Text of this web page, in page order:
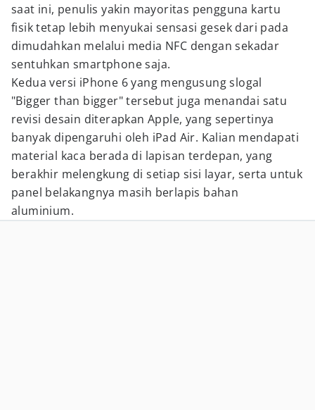
saat ini, penulis yakin mayoritas pengguna kartu
fisik tetap lebih menyukai sensasi gesek dari pada
dimudahkan melalui media NFC dengan sekadar
sentuhkan smartphone saja.
Kedua versi iPhone 6 yang mengusung slogal
"Bigger than bigger" tersebut juga menandai satu
revisi desain diterapkan Apple, yang sepertinya
banyak dipengaruhi oleh iPad Air. Kalian mendapati
material kaca berada di lapisan terdepan, yang
berakhir melengkung di setiap sisi layar, serta untuk
panel belakangnya masih berlapis bahan
aluminium.